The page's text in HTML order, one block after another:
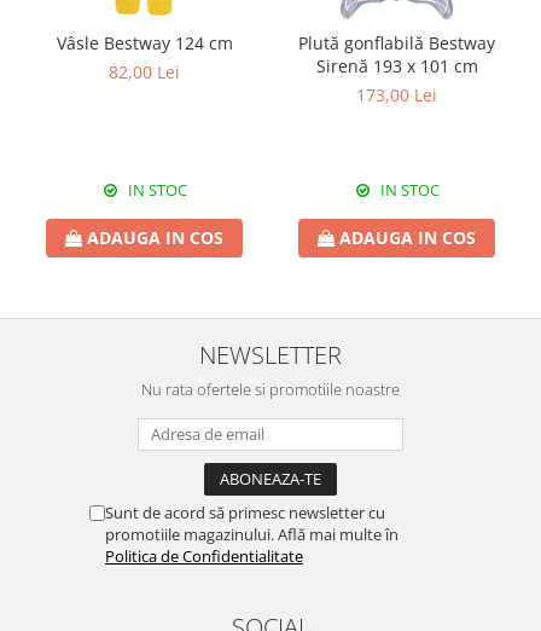
Vâsle Bestway 124 cm
82,00 Lei
IN STOC
ADAUGA IN COS
Plută gonflabilă Bestway
Sirenă 193 x 101 cm
173,00 Lei
IN STOC
ADAUGA IN COS
NEWSLETTER
Nu rata ofertele si promotiile noastre
Sunt de acord să primesc newsletter cu
promotiile magazinului. Află mai multe în
Politica de Confidentialitate